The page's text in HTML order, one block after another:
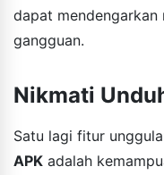
dapat mendengarkan
gangguan.
Nikmati
Satu lagi fitur
APK adalah